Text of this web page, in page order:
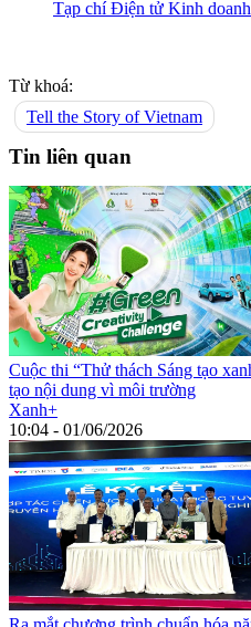
Tạp chí Điện tử Kinh
Từ khoá:
Tell the Story of Vietnam
Tin liên quan
Cuộc thi “Thử thách Sáng tạo
tạo nội dung vì môi trường
Xanh+
10:04 - 01/06/2026